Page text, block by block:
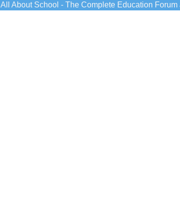
All About School - The Complete Education